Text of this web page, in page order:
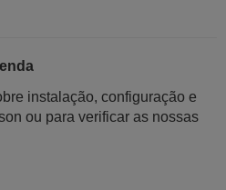
instalação, configuração e
ou para verificar as nossas